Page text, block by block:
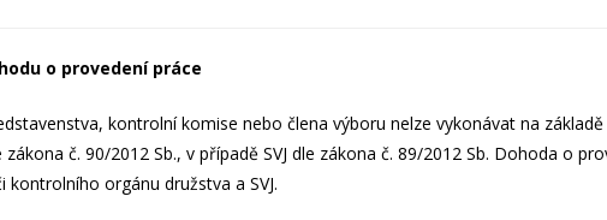
o provedení práce
kontrolní komise nebo člena výboru nelze vykonávat na
č. 90/2012 Sb., v případě SVJ dle zákona č. 89/2012 Sb. Dohoda o
orgánu družstva a SVJ.